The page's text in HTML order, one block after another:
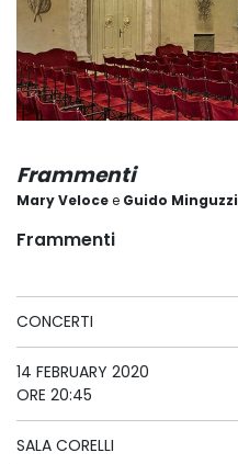
Frammenti
Mary Velocee Guido Minguzzi
Frammenti
CONCERTI
14 FEBRUARY 2020
ORE 20:45
SALA CORELLI